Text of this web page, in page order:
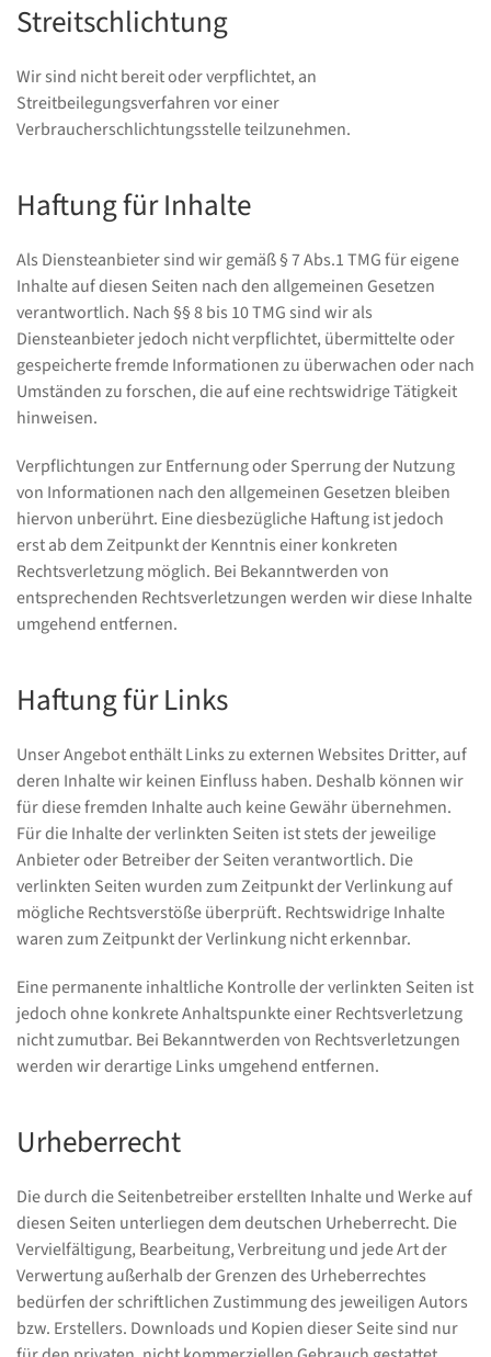
Streitschlichtung
Wir sind nicht bereit oder verpflichtet, an
Streitbeilegungsverfahren vor einer
Verbraucherschlichtungsstelle teilzunehmen.
Haftung für Inhalte
Als Diensteanbieter sind wir gemäß § 7 Abs.1 TMG für eigene
Inhalte auf diesen Seiten nach den allgemeinen Gesetzen
verantwortlich. Nach §§ 8 bis 10 TMG sind wir als
Diensteanbieter jedoch nicht verpflichtet, übermittelte oder
gespeicherte fremde Informationen zu überwachen oder nach
Umständen zu forschen, die auf eine rechtswidrige Tätigkeit
hinweisen.
Verpflichtungen zur Entfernung oder Sperrung der Nutzung
von Informationen nach den allgemeinen Gesetzen bleiben
hiervon unberührt. Eine diesbezügliche Haftung ist jedoch
erst ab dem Zeitpunkt der Kenntnis einer konkreten
Rechtsverletzung möglich. Bei Bekanntwerden von
entsprechenden Rechtsverletzungen werden wir diese Inhalte
umgehend entfernen.
Haftung für Links
Unser Angebot enthält Links zu externen Websites Dritter, auf
deren Inhalte wir keinen Einfluss haben. Deshalb können wir
für diese fremden Inhalte auch keine Gewähr übernehmen.
Für die Inhalte der verlinkten Seiten ist stets der jeweilige
Anbieter oder Betreiber der Seiten verantwortlich. Die
verlinkten Seiten wurden zum Zeitpunkt der Verlinkung auf
mögliche Rechtsverstöße überprüft. Rechtswidrige Inhalte
waren zum Zeitpunkt der Verlinkung nicht erkennbar.
Eine permanente inhaltliche Kontrolle der verlinkten Seiten ist
jedoch ohne konkrete Anhaltspunkte einer Rechtsverletzung
nicht zumutbar. Bei Bekanntwerden von Rechtsverletzungen
werden wir derartige Links umgehend entfernen.
Urheberrecht
Die durch die Seitenbetreiber erstellten Inhalte und Werke auf
diesen Seiten unterliegen dem deutschen Urheberrecht. Die
Vervielfältigung, Bearbeitung, Verbreitung und jede Art der
Verwertung außerhalb der Grenzen des Urheberrechtes
bedürfen der schriftlichen Zustimmung des jeweiligen Autors
bzw. Erstellers. Downloads und Kopien dieser Seite sind nur